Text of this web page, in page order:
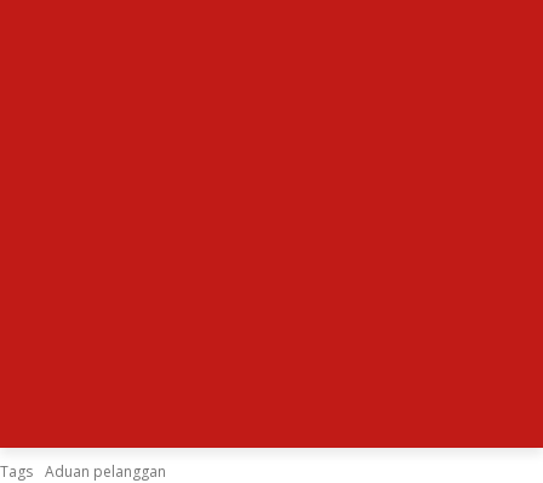
Tags Aduan pelanggan